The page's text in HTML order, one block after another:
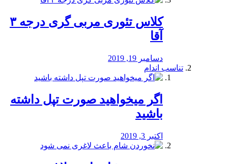
کلاس تئوری مربی گری درجه ۳
آقا
دسامبر 19, 2019
تناسب اندام
اگر میخواهید صورت تپل داشته
باشید
اکتبر 3, 2019